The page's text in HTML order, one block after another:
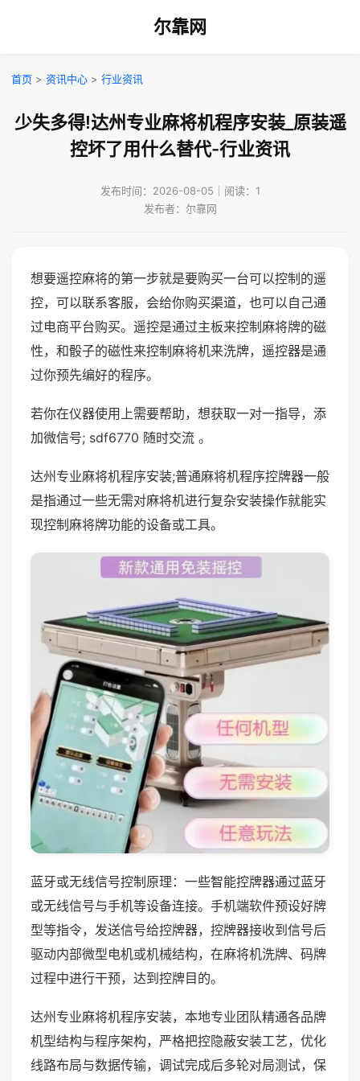
尔靠网
首页 > 资讯中心 > 行业资讯
少失多得!达州专业麻将机程序安装_原装遥
控坏了用什么替代-行业资讯
发布时间：2026-08-05｜阅读：1
发布者：尔靠网
想要遥控麻将的第一步就是要购买一台可以控制的遥
控，可以联系客服，会给你购买渠道，也可以自己通
过电商平台购买。遥控是通过主板来控制麻将牌的磁
性，和骰子的磁性来控制麻将机来洗牌，遥控器是通
过你预先编好的程序。
若你在仪器使用上需要帮助，想获取一对一指导，添
加微信号; sdf6770 随时交流 。
达州专业麻将机程序安装;普通麻将机程序控牌器一般
是指通过一些无需对麻将机进行复杂安装操作就能实
现控制麻将牌功能的设备或工具。
蓝牙或无线信号控制原理：一些智能控牌器通过蓝牙
或无线信号与手机等设备连接。手机端软件预设好牌
型等指令，发送信号给控牌器，控牌器接收到信号后
驱动内部微型电机或机械结构，在麻将机洗牌、码牌
过程中进行干预，达到控牌目的。
达州专业麻将机程序安装，本地专业团队精通各品牌
机型结构与程序架构，严格把控隐蔽安装工艺，优化
线路布局与数据传输，调试完成后多轮对局测试，保